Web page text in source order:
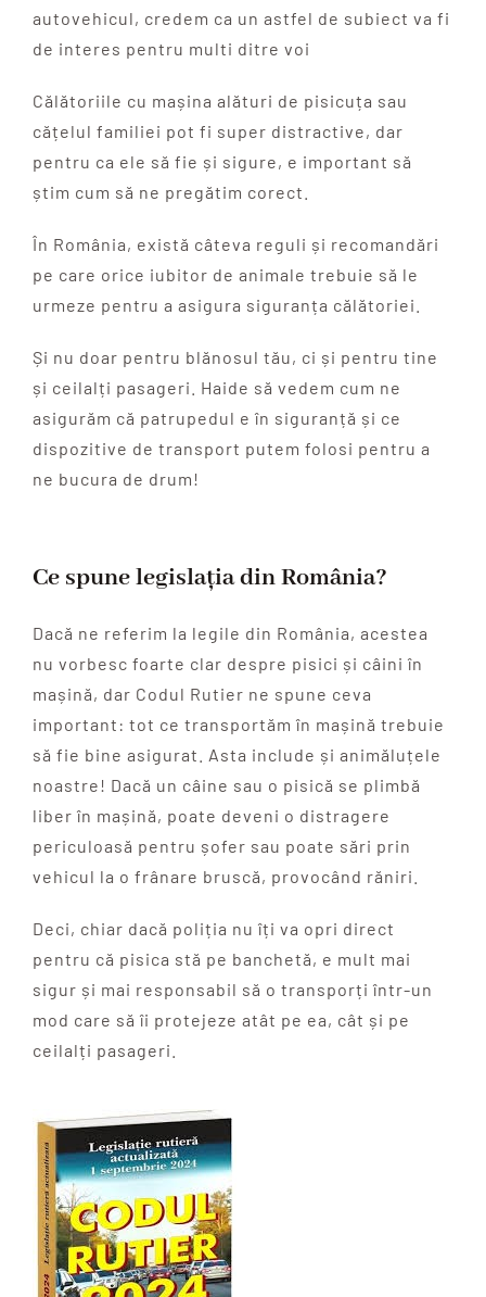
autovehicul, credem ca un astfel de subiect va fi
de interes pentru multi ditre voi
Călătoriile cu mașina alături de pisicuța sau
cățelul familiei pot fi super distractive, dar
pentru ca ele să fie și sigure, e important să
știm cum să ne pregătim corect.
În România, există câteva reguli și recomandări
pe care orice iubitor de animale trebuie să le
urmeze pentru a asigura siguranța călătoriei.
Și nu doar pentru blănosul tău, ci și pentru tine
și ceilalți pasageri. Haide să vedem cum ne
asigurăm că patrupedul e în siguranță și ce
dispozitive de transport putem folosi pentru a
ne bucura de drum!
Ce spune legislația din România?
Dacă ne referim la legile din România, acestea
nu vorbesc foarte clar despre pisici și câini în
mașină, dar Codul Rutier ne spune ceva
important: tot ce transportăm în mașină trebuie
să fie bine asigurat. Asta include și animăluțele
noastre! Dacă un câine sau o pisică se plimbă
liber în mașină, poate deveni o distragere
periculoasă pentru șofer sau poate sări prin
vehicul la o frânare bruscă, provocând răniri.
Deci, chiar dacă poliția nu îți va opri direct
pentru că pisica stă pe banchetă, e mult mai
sigur și mai responsabil să o transporți într-un
mod care să îi protejeze atât pe ea, cât și pe
ceilalți pasageri.